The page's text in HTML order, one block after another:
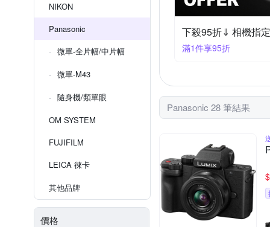
NIKON
Panasonic
微單-全片幅/中片幅
微單-M43
隨身機/類單眼
OM SYSTEM
FUJIFILM
LEICA 徠卡
其他品牌
價格
下殺95折⇓ 相機指
滿1件享95折
Panasonic 28 筆結果
$